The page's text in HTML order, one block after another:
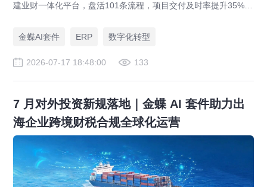
建业财一体化平台，盘活101条流程，项目交付及时率提升35%，
金蝶AI套件
ERP 数字化转型
2026-07-17 18:48:00 133
7 月对外投资新规落地｜金蝶 AI 套件助力出
海企业跨境财税合规全球化运营